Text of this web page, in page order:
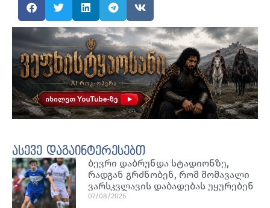
ასევე დაგაინტერესებთ
ბევრი დაბრუნდა სტადიონზე,
რადგან გრძნობენ, რომ მომავალი
ვარსკვლავის დაბადებას უყურებენ
07/08/2026